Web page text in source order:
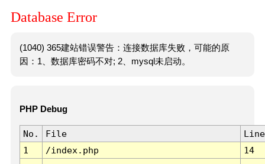
Database Error
(1040) 365建站错误警告：连接数据库失败，可能的原
因：1、数据库密码不对; 2、mysql未启动。
PHP Debug
No. File
Line
1
/index.php 14